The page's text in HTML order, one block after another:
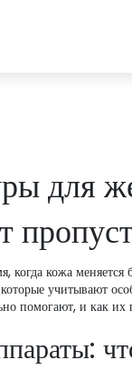
для
когда кожа
учитывают
помогают, и как их